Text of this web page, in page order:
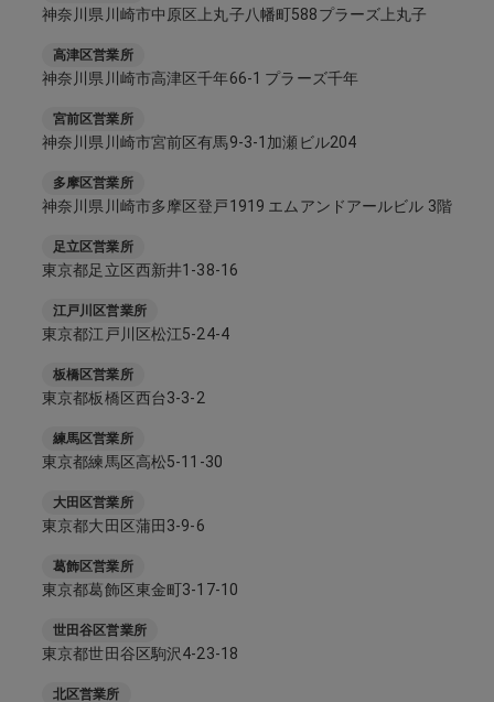
神奈川県川崎市中原区上丸子八幡町588プラーズ上丸子
高津区営業所
神奈川県川崎市高津区千年66-1 プラーズ千年
宮前区営業所
神奈川県川崎市宮前区有馬9-3-1加瀬ビル204
多摩区営業所
神奈川県川崎市多摩区登戸1919 エムアンドアールビル 3階
足立区営業所
東京都足立区西新井1-38-16
江戸川区営業所
東京都江戸川区松江5-24-4
板橋区営業所
東京都板橋区西台3-3-2
練馬区営業所
東京都練馬区高松5-11-30
大田区営業所
東京都大田区蒲田3-9-6
葛飾区営業所
東京都葛飾区東金町3-17-10
世田谷区営業所
東京都世田谷区駒沢4-23-18
北区営業所